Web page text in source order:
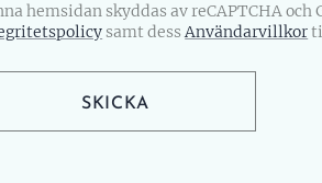
hemsidan skyddas av reCAPTCHA och
samt dessAnvändarvillkor
SKICKA